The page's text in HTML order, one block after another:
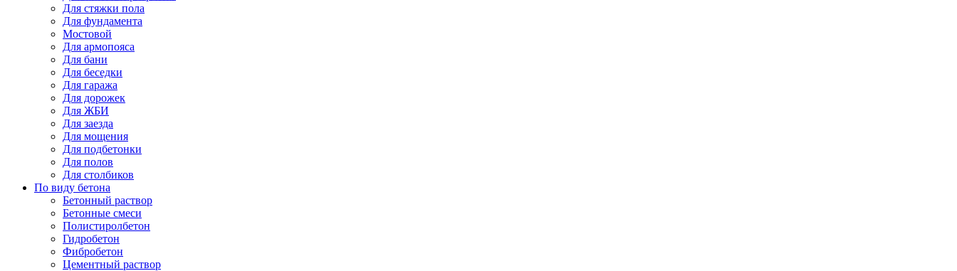
Для стяжки пола
Для фундамента
Мостовой
Для армопояса
Для бани
Для беседки
Для гаража
Для дорожек
Для ЖБИ
Для заезда
Для мощения
Для подбетонки
Для полов
Для столбиков
По виду бетона
Бетонный раствор
Бетонные смеси
Полистиролбетон
Гидробетон
Фибробетон
Цементный раствор